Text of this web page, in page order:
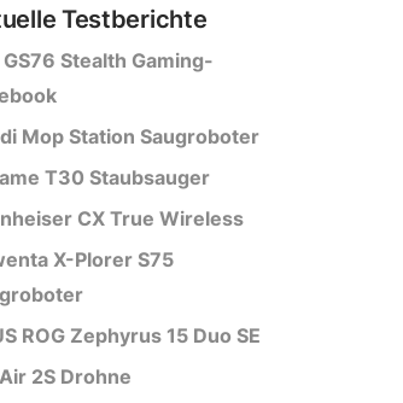
Testberichte
GS76 Stealth Gaming-
Mop Station Saugroboter
T30 Staubsauger
CX True Wireless
X-Plorer S75
ROG Zephyrus 15 Duo SE
2S Drohne